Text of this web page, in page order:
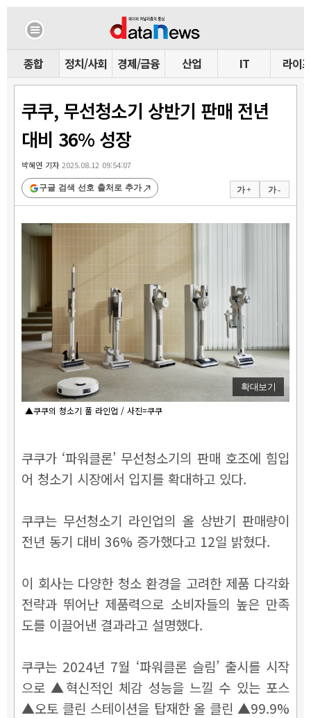
종합 정치/사회 경제/금융 산업 IT 라이프
쿠쿠, 무선청소기 상반기 판매 전년
대비 36% 성장
박혜연 기자2025.08.12 09:54:07
가 + 가 -
구글 검색 선호 출처로 추가
확대보기
▲쿠쿠의 청소기 풀 라인업 / 사진=쿠쿠
쿠쿠가 ‘파워클론’ 무선청소기의 판매 호조에 힘입
어 청소기 시장에서 입지를 확대하고 있다.
쿠쿠는 무선청소기 라인업의 올 상반기 판매량이
전년 동기 대비 36% 증가했다고 12일 밝혔다.
이 회사는 다양한 청소 환경을 고려한 제품 다각화
전략과 뛰어난 제품력으로 소비자들의 높은 만족
도를 이끌어낸 결과라고 설명했다.
쿠쿠는 2024년 7월 ‘파워클론 슬림’ 출시를 시작
으로 ▲혁신적인 체감 성능을 느낄 수 있는 포스
▲오토 클린 스테이션을 탑재한 올 클린 ▲99.9%